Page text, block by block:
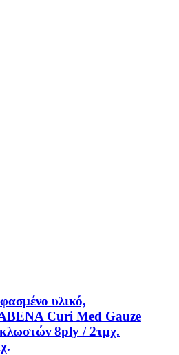
υλικό,
Curi Med Gauze
8ply / 2τμχ.